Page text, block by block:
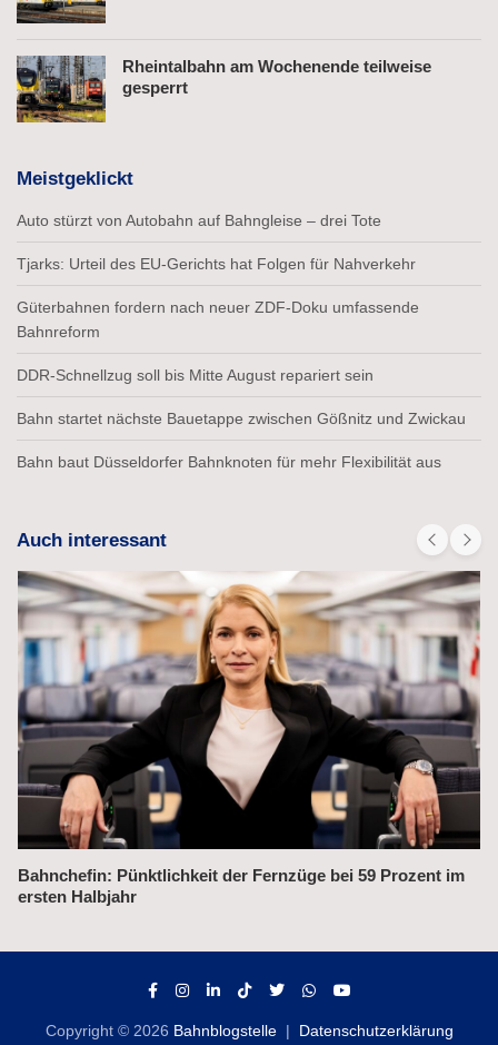
Rheintalbahn am Wochenende teilweise
gesperrt
Meistgeklickt
Auto stürzt von Autobahn auf Bahngleise – drei Tote
Tjarks: Urteil des EU-Gerichts hat Folgen für Nahverkehr
Güterbahnen fordern nach neuer ZDF-Doku umfassende
Bahnreform
DDR-Schnellzug soll bis Mitte August repariert sein
Bahn startet nächste Bauetappe zwischen Gößnitz und Zwickau
Bahn baut Düsseldorfer Bahnknoten für mehr Flexibilität aus
Auch interessant
Alex fährt bis 2031 weiter auf der Strecke München–Prag
Copyright © 2026 Bahnblogstelle Datenschutzerklärung